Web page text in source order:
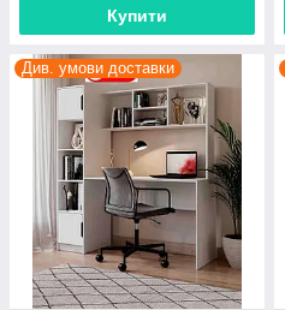
Купити
Див. умови доставки